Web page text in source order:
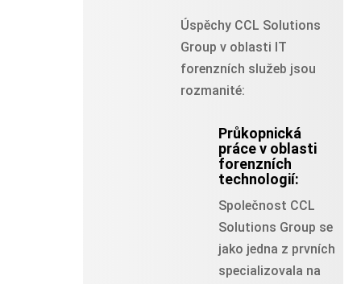
Úspěchy CCL Solutions
Group v oblasti IT
forenzních služeb jsou
rozmanité:
Průkopnická
práce v oblasti
forenzních
technologií:
Společnost CCL
Solutions Group se
jako jedna z prvních
specializovala na